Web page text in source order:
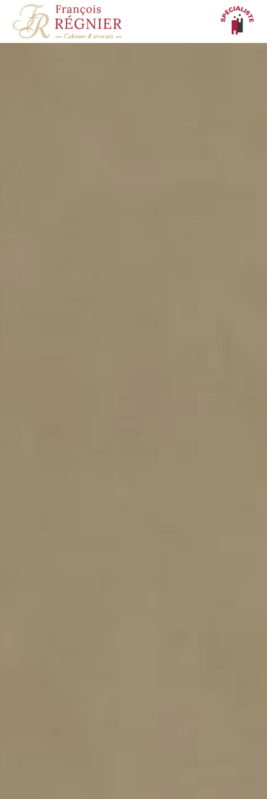
Panneau de gestion des cookies